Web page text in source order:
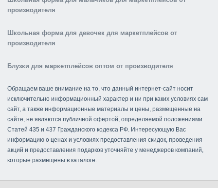
производителя
Школьная форма для девочек для маркетплейсов от
производителя
Блузки для маркетплейсов оптом от производителя
Обращаем ваше внимание на то, что данный интернет-сайт носит
исключительно информационный характер и ни при каких условиях сам
сайт, а также информационные материалы и цены, размещенные на
сайте, не являются публичной офертой, определяемой положениями
Статей 435 и 437 Гражданского кодекса РФ. Интересующую Вас
информацию о ценах и условиях предоставления скидок, проведения
акций и предоставления подарков уточняйте у менеджеров компаний,
которые размещены в каталоге.